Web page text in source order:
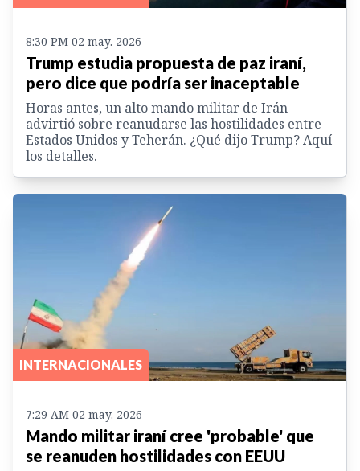
8:30 PM 02 may. 2026
Trump estudia propuesta de paz iraní,
pero dice que podría ser inaceptable
Horas antes, un alto mando militar de Irán
advirtió sobre reanudarse las hostilidades entre
Estados Unidos y Teherán. ¿Qué dijo Trump? Aquí
los detalles.
INTERNACIONALES
7:29 AM 02 may. 2026
Mando militar iraní cree 'probable' que
se reanuden hostilidades con EEUU